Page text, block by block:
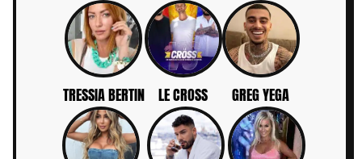
TRESSIA BERTIN LE CROSS GREG YEGA